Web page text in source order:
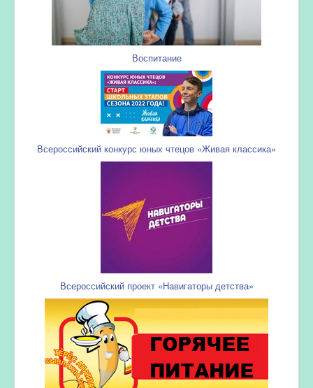
Воспитание
Всероссийский конкурс юных чтецов «Живая классика»
Всероссийский проект «Навигаторы детства»